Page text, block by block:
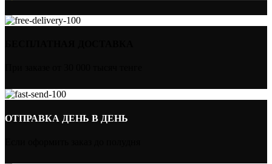
ОТПРАВКА ДЕНЬ В ДЕНЬ